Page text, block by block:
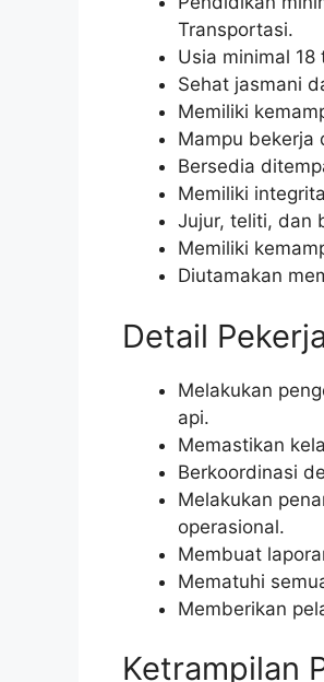
Transportasi.
Usia minimal
Sehat jasmani
Memiliki
Mampu bekerja
Bersedia
Memiliki
Jujur, teliti, dan
Memiliki
Diutamakan
Detail
Melakukan
api.
Memastikan
Berkoordinasi
Melakukan
operasional.
Membuat
Mematuhi
Memberikan
Ketrampilan